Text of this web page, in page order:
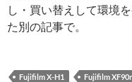
し・買い替えして環境
た別の記事で。
Fujifilm X-H1 Fujifilm